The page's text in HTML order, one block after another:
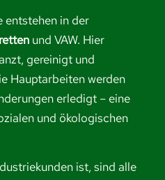
entstehen in der
und VAW. Hier
gereinigt und
Hauptarbeiten werden
erledigt – eine
und ökologischen
ist, sind alle